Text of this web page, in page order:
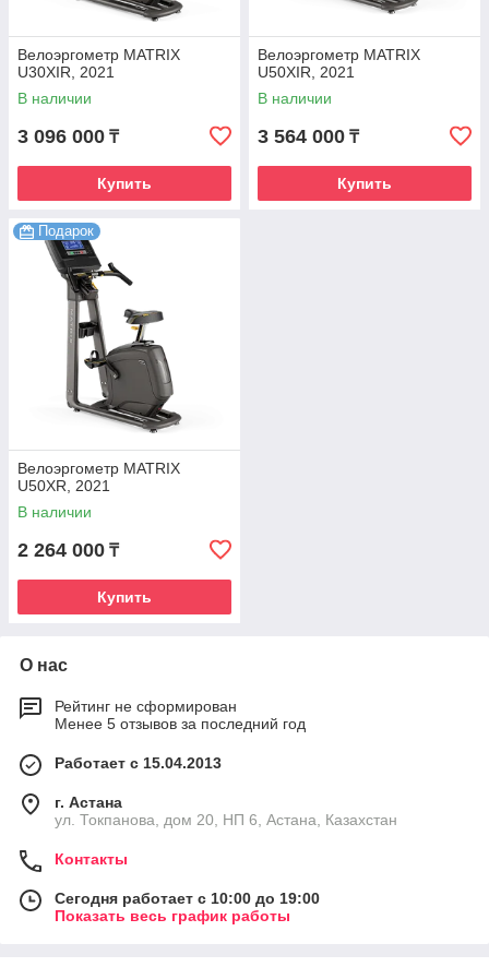
Велоэргометр MATRIX
U30XIR, 2021
В наличии
3 096 000 ₸
Купить
Велоэргометр MATRIX
U50XIR, 2021
В наличии
3 564 000 ₸
Купить
Подарок
Велоэргометр MATRIX
U50XR, 2021
В наличии
2 264 000 ₸
Купить
О нас
Рейтинг не сформирован
Менее 5 отзывов за последний год
Работает с 15.04.2013
г. Астана
ул. Токпанова, дом 20, НП 6, Астана, Казахстан
Контакты
Сегодня работает с 10:00 до 19:00
Показать весь график работы